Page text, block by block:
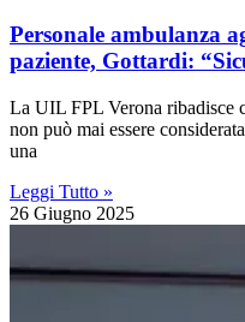
Personale ambulanza
paziente, Gottardi:
La UIL FPL Verona ribadisce
non può mai essere
una
Leggi Tutto »
26 Giugno 2025